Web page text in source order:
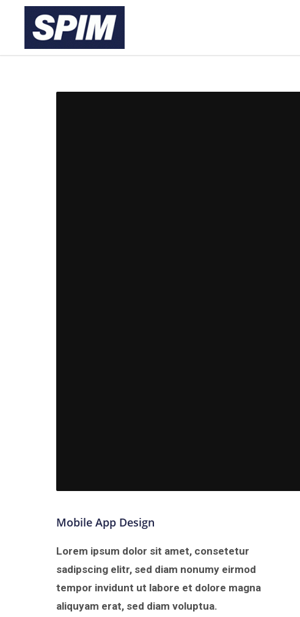
Mobile App Design
Lorem ipsum dolor sit amet, consetetur
sadipscing elitr, sed diam nonumy eirmod
tempor invidunt ut labore et dolore magna
aliquyam erat, sed diam voluptua.